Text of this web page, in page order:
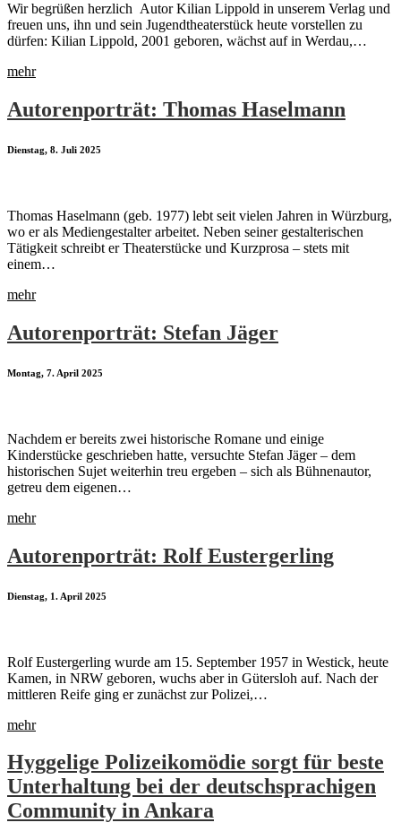
Wir begrüßen herzlich Autor Kilian Lippold in unserem Verlag und
freuen uns, ihn und sein Jugendtheaterstück heute vorstellen zu
dürfen: Kilian Lippold, 2001 geboren, wächst auf in Werdau,…
mehr
Autorenporträt: Thomas Haselmann
Dienstag, 8. Juli 2025
Thomas Haselmann (geb. 1977) lebt seit vielen Jahren in Würzburg,
wo er als Mediengestalter arbeitet. Neben seiner gestalterischen
Tätigkeit schreibt er Theaterstücke und Kurzprosa – stets mit
einem…
mehr
Autorenporträt: Stefan Jäger
Montag, 7. April 2025
Nachdem er bereits zwei historische Romane und einige
Kinderstücke geschrieben hatte, versuchte Stefan Jäger – dem
historischen Sujet weiterhin treu ergeben – sich als Bühnenautor,
getreu dem eigenen…
mehr
Autorenporträt: Rolf Eustergerling
Dienstag, 1. April 2025
Rolf Eustergerling wurde am 15. September 1957 in Westick, heute
Kamen, in NRW geboren, wuchs aber in Gütersloh auf. Nach der
mittleren Reife ging er zunächst zur Polizei,…
mehr
Hyggelige Polizeikomödie sorgt für beste
Unterhaltung bei der deutschsprachigen
Community in Ankara